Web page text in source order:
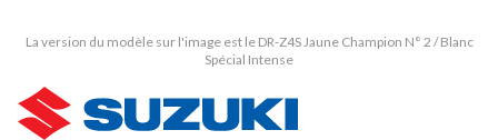
La version du modèle sur l'image est le DR-Z4S Jaune Champion N° 2 / Blanc
Spécial Intense